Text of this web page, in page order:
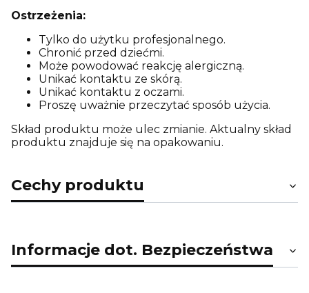
Ostrzeżenia:
Tylko do użytku profesjonalnego.
Chronić przed dziećmi.
Może powodować reakcję alergiczną.
Unikać kontaktu ze skórą.
Unikać kontaktu z oczami.
Proszę uważnie przeczytać sposób użycia.
Skład produktu może ulec zmianie. Aktualny skład
produktu znajduje się na opakowaniu.
Cechy produktu
Informacje dot. Bezpieczeństwa